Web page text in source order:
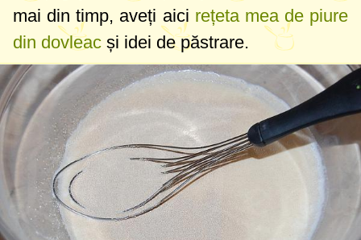
mai din timp, aveți aici rețeta mea de piure
din dovleac și idei de păstrare.